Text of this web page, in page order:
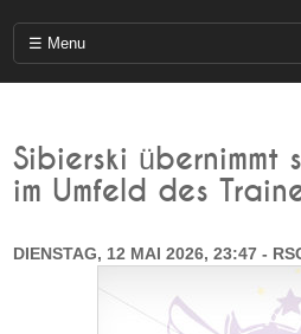
Sibierski übernimmt
im Umfeld des
DIENSTAG, 12 MAI 2026, 23:47 -